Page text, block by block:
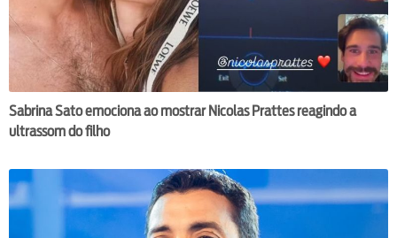
Sabrina Sato emociona ao mostrar Nicolas Prattes reagindo a
ultrassom do filho